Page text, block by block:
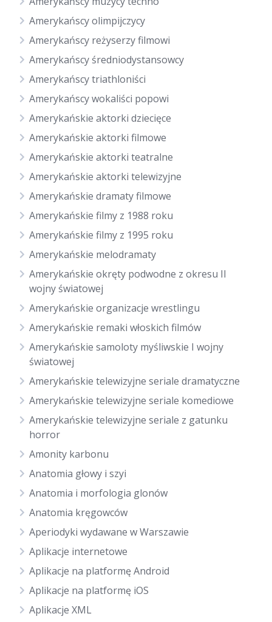
Amerykańscy olimpijczycy
Amerykańscy reżyserzy filmowi
Amerykańscy średniodystansowcy
Amerykańscy triathloniści
Amerykańscy wokaliści popowi
Amerykańskie aktorki dziecięce
Amerykańskie aktorki filmowe
Amerykańskie aktorki teatralne
Amerykańskie aktorki telewizyjne
Amerykańskie dramaty filmowe
Amerykańskie filmy z 1988 roku
Amerykańskie filmy z 1995 roku
Amerykańskie melodramaty
Amerykańskie okręty podwodne z okresu II
wojny światowej
Amerykańskie organizacje wrestlingu
Amerykańskie remaki włoskich filmów
Amerykańskie samoloty myśliwskie I wojny
światowej
Amerykańskie telewizyjne seriale dramatyczne
Amerykańskie telewizyjne seriale komediowe
Amerykańskie telewizyjne seriale z gatunku
horror
Amonity karbonu
Anatomia głowy i szyi
Anatomia i morfologia glonów
Anatomia kręgowców
Aperiodyki wydawane w Warszawie
Aplikacje internetowe
Aplikacje na platformę Android
Aplikacje na platformę iOS
Aplikacje XML